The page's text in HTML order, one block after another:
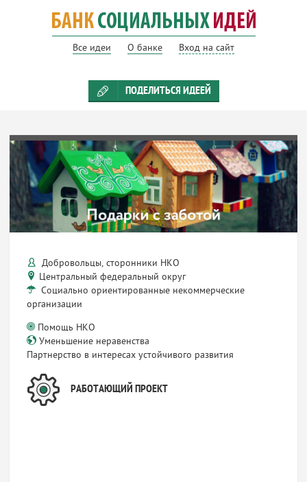
Все идеи О банке Вход на сайт
ПОДЕЛИТЬСЯ ИДЕЕЙ
Добровольцы, сторонники НКО
Центральный федеральный округ
Социально ориентированные некоммерческие
организации
Помощь НКО
Уменьшение неравенства
Партнерство в интересах устойчивого развития
РАБОТАЮЩИЙ ПРОЕКТ